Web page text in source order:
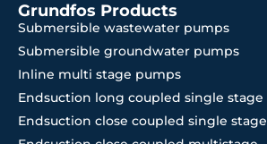
Grundfos Products
Submersible wastewater pumps
Submersible groundwater pumps
Inline multi stage pumps
Endsuction long coupled single stage
Endsuction close coupled single stage